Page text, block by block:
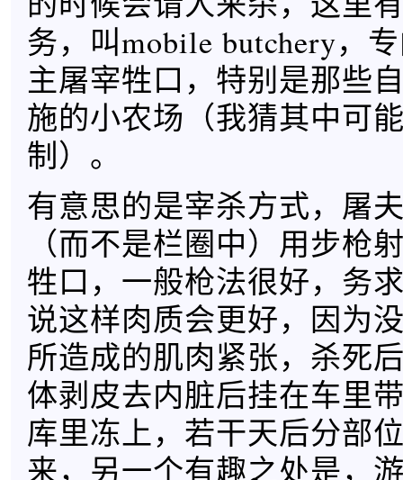
务，叫mobile butchery，
主屠宰牲口，特别是那些
施的小农场（我猜其中可
制）。
有意思的是宰杀方式，屠
（而不是栏圈中）用步枪
牲口，一般枪法很好，务
说这样肉质会更好，因为
所造成的肌肉紧张，杀死
体剥皮去内脏后挂在车里
库里冻上，若干天后分部
来，另一个有趣之处是，